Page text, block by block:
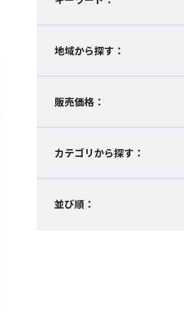
地域から探す：
販売価格：
カテゴリから探す：
並び順：